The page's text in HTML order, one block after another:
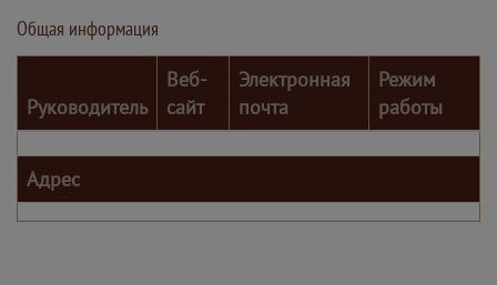
Общая информация
Руководитель
Веб-
сайт
Электронная
почта
Режим
работы
Адрес